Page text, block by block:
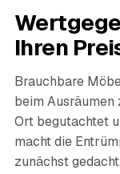
Ihren
Brauchbare
beim Ausräumen
Ort begutachtet
macht die
zunächst gedacht.